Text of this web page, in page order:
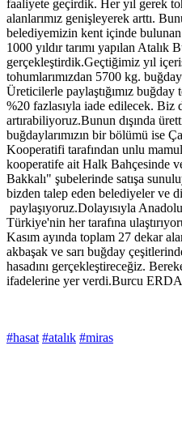
faaliyete geçirdik. Her yıl gerek
alanlarımız genişleyerek arttı.
belediyemizin kent içinde
1000 yıldır tarımı yapılan Atalık
gerçekleştirdik.Geçtiğimiz yıl
tohumlarımızdan 5700 kg.
Üreticilerle paylaştığımız buğday
%20 fazlasıyla iade edilecek. Biz
artırabiliyoruz.Bunun dışında
buğdaylarımızın bir bölümü ise
Kooperatifi tarafından unlu
kooperatife ait Halk Bahçesinde
Bakkalı" şubelerinde satışa
bizden talep eden belediyeler ve
paylaşıyoruz.Dolayısıyla
Türkiye'nin her tarafına
Kasım ayında toplam 27 dekar
akbaşak ve sarı buğday
hasadını gerçekleştireceğiz.
ifadelerine yer verdi.Burcu
#hasat #atalık #miras